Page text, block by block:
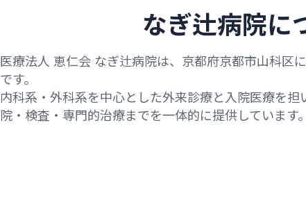
なぎ辻病院に
医療法人 恵仁会 なぎ辻病院は、京都府京都市山科区
です。
内科系・外科系を中心とした外来診療と入院医療を
院・検査・専門的治療までを一体的に提供しています。